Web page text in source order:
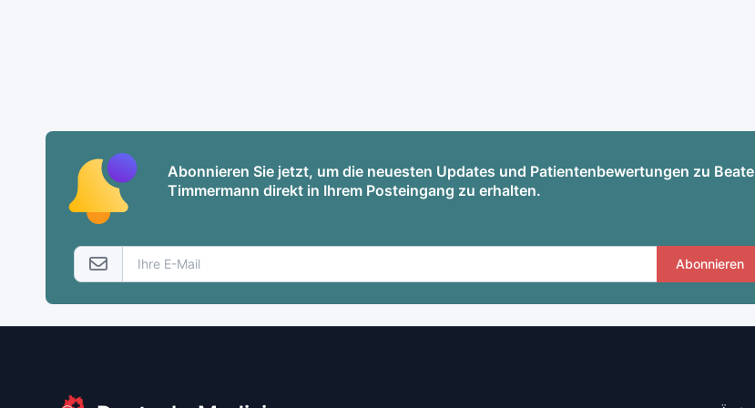
Abonnieren Sie jetzt, um die neuesten Updates und Patientenbewertungen zu Beate
Timmermann direkt in Ihrem Posteingang zu erhalten.
Abonnieren